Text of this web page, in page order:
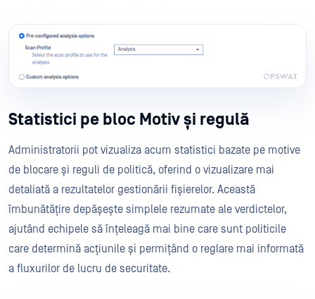
Statistici pe bloc Motiv și regulă
Administratorii pot vizualiza acum statistici bazate pe motive
de blocare și reguli de politică, oferind o vizualizare mai
detaliată a rezultatelor gestionării fișierelor. Această
îmbunătățire depășește simplele rezumate ale verdictelor,
ajutând echipele să înțeleagă mai bine care sunt politicile
care determină acțiunile și permițând o reglare mai informată
a fluxurilor de lucru de securitate.